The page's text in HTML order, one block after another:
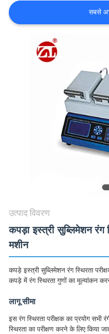
समाचार
PRIVACY
POLICY
सबसे
उत्पाद विवरण
कपड़ा इस्त्री सुब्लिमेशन रंग
मशीन
कपड़े इस्त्री सुब्लिमेशन रंग स्थिरता
कपड़े में रंग स्थिरता गुणों का मूल्यांकन
लागू सीमा
इस रंग स्थिरता परीक्षक का प्रयोग सभी
स्थिरता का परीक्षण करने के लिए किया